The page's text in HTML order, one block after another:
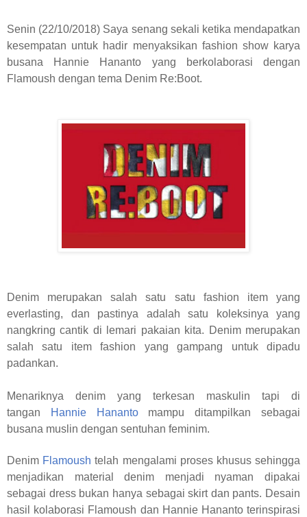
Senin (22/10/2018) Saya senang sekali ketika mendapatkan
kesempatan untuk hadir menyaksikan fashion show karya
busana Hannie Hananto yang berkolaborasi dengan
Flamoush dengan tema Denim Re:Boot.
Denim merupakan salah satu satu fashion item yang
everlasting, dan pastinya adalah satu koleksinya yang
nangkring cantik di lemari pakaian kita. Denim merupakan
salah satu item fashion yang gampang untuk dipadu
padankan.
Menariknya denim yang terkesan maskulin tapi di
tangan
Hannie Hananto mampu ditampilkan sebagai
busana muslin dengan sentuhan feminim.
Denim Flamoush telah mengalami proses khusus sehingga
menjadikan material denim menjadi nyaman dipakai
sebagai dress bukan hanya sebagai skirt dan pants. Desain
hasil kolaborasi Flamoush dan Hannie Hananto terinspirasi